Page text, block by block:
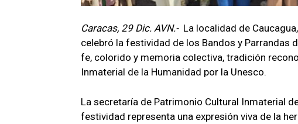
Caracas, 29 Dic. AVN.- La localidad de
celebró la festividad de los Bandos y
fe, colorido y memoria colectiva, tradición
Inmaterial de la Humanidad por la Unesco.
La secretaría de Patrimonio Cultural Inmaterial
festividad representa una expresión viva de la